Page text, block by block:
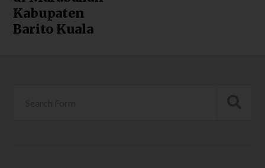
Kabupaten
Barito Kuala